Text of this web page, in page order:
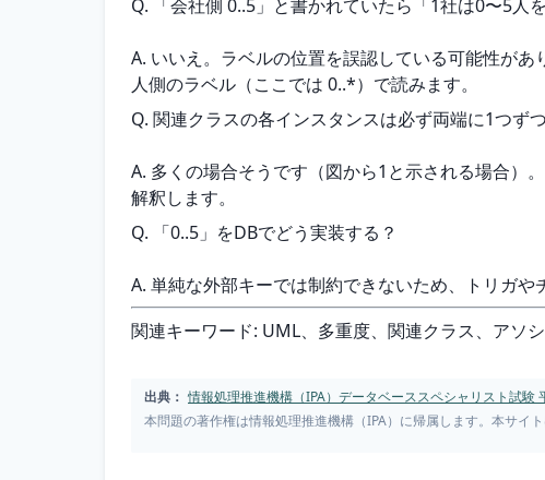
Q. 「会社側 0..5」と書かれていたら「1社は0〜5人
A. いいえ。ラベルの位置を誤認している可能性が
人側のラベル（ここでは 0..*）で読みます。
Q. 関連クラスの各インスタンスは必ず両端に1つず
A. 多くの場合そうです（図から1と示される場合）
解釈します。
Q. 「0..5」をDBでどう実装する？
A. 単純な外部キーでは制約できないため、トリガ
関連キーワード: UML、多重度、関連クラス、アソ
出典： 情報処理推進機構（IPA）データベーススペシャリスト試験
本問題の著作権は情報処理推進機構（IPA）に帰属します。本サイ